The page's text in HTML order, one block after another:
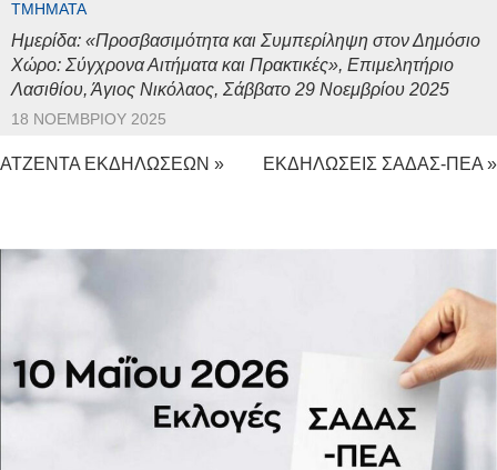
ΤΜΉΜΑΤΑ
Ημερίδα: «Προσβασιμότητα και Συμπερίληψη στον Δημόσιο
Χώρο: Σύγχρονα Αιτήματα και Πρακτικές», Επιμελητήριο
Λασιθίου, Άγιος Νικόλαος, Σάββατο 29 Νοεμβρίου 2025
18 ΝΟΕΜΒΡΊΟΥ 2025
ΑΤΖΕΝΤΑ ΕΚΔΗΛΩΣΕΩΝ » ΕΚΔΗΛΩΣΕΙΣ ΣΑΔΑΣ-ΠΕΑ »